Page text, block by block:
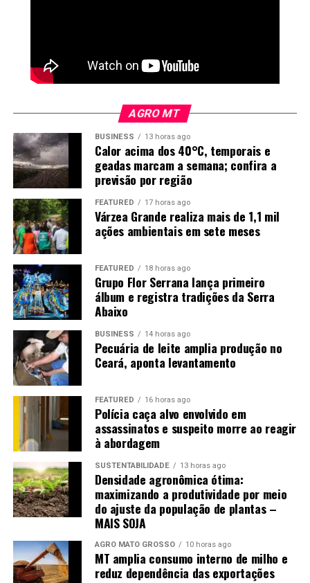
Figura 2. Efeitos nas produtividades de soja e arroz em áreas
de terras baixas do Rio Grande do Sul. (A) Comparação da
produtividade da soja entre lavouras com e sem aplicação de
calcário. (B) Produtividade da soja em diferentes intervalos de
tempo desde a última aplicação de calcário. Letras diferentes
indicam diferenças estatisticamente significativas (teste de
Tukey, p < 0,05).
Referências bibliográficas.
IRGA. Soja em rotação com arroz. 2023. Disponível em:
< https://irga.rs.gov.br/soja >, acesso: 01/07/2026
RIBAS, G. G. et al. Assessing yield and economic impact
of introducing soybean to the lowland rice system in
southern Brazil. Agricultural Systems, v. 188, p. 103036,
2021. Disponível em: <
https://www.sciencedirect.com/science/article/abs/pii/
via%3Dihub >, acceso: 01/07/2026
AGRO MT
BUSINESS 13 horas ago
Calor acima dos 40°C, temporais e
geadas marcam a semana; confira a
previsão por região
FEATURED 17 horas ago
Várzea Grande realiza mais de 1,1 mil
ações ambientais em sete meses
FEATURED 18 horas ago
Grupo Flor Serrana lança primeiro
álbum e registra tradições da Serra
Abaixo
BUSINESS 14 horas ago
Pecuária de leite amplia produção no
Ceará, aponta levantamento
FEATURED 16 horas ago
Polícia caça alvo envolvido em
assassinatos e suspeito morre ao reagir
à abordagem
SUSTENTABILIDADE 13 horas ago
Densidade agronômica ótima:
maximizando a produtividade por meio
do ajuste da população de plantas –
MAIS SOJA
AGRO MATO GROSSO 10 horas ago
MT amplia consumo interno de milho e
reduz dependência das exportações